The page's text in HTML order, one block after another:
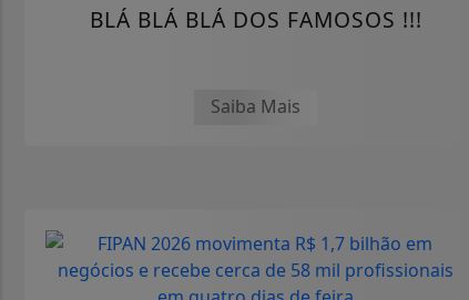
BLÁ BLÁ BLÁ DOS FAMOSOS !!!
Saiba Mais